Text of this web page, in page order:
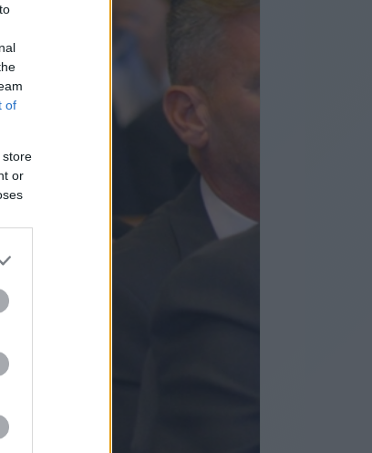
of
store
or